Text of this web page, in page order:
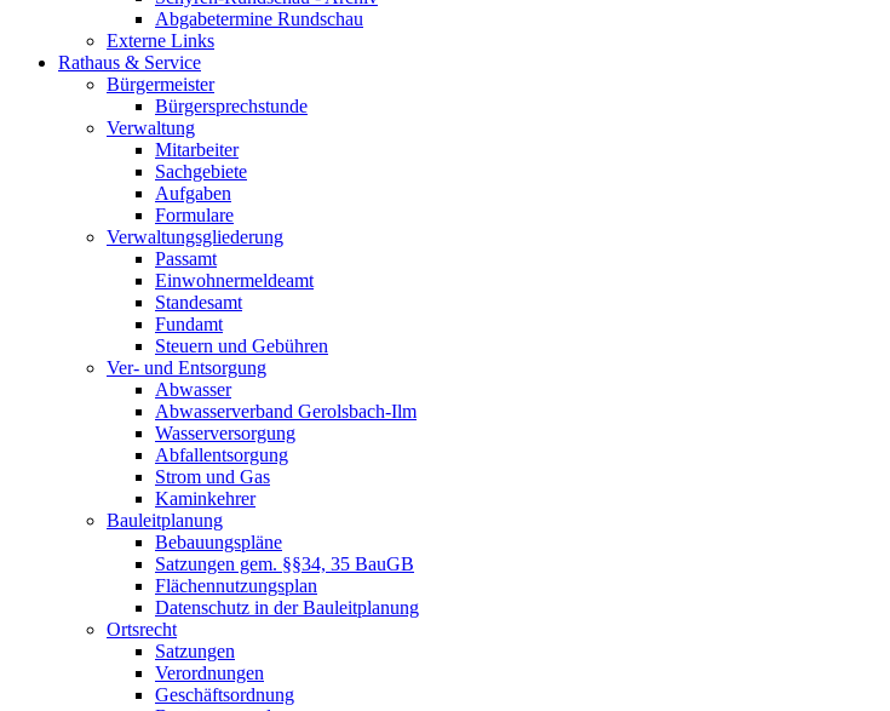
Abgabetermine Rundschau
Externe Links
Rathaus & Service
Bürgermeister
Bürgersprechstunde
Verwaltung
Mitarbeiter
Sachgebiete
Aufgaben
Formulare
Verwaltungsgliederung
Passamt
Einwohnermeldeamt
Standesamt
Fundamt
Steuern und Gebühren
Ver- und Entsorgung
Abwasser
Abwasserverband Gerolsbach-Ilm
Wasserversorgung
Abfallentsorgung
Strom und Gas
Kaminkehrer
Bauleitplanung
Bebauungspläne
Satzungen gem. §§34, 35 BauGB
Flächennutzungsplan
Datenschutz in der Bauleitplanung
Ortsrecht
Satzungen
Verordnungen
Geschäftsordnung